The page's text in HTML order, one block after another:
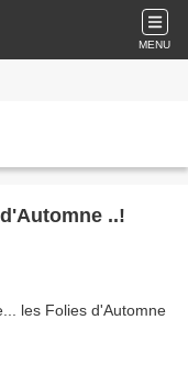
MENU
..!